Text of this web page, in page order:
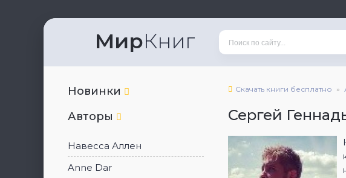
МирКниг
Новинки
Авторы
Навесса Аллен
Anne Dar
Скачать книги бесплатно
Сергей